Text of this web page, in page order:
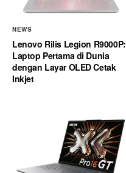
NEWS
Lenovo Rilis Legion R9000P:
Laptop Pertama di Dunia
dengan Layar OLED Cetak
Inkjet